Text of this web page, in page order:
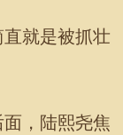
就是被抓壮
，陆熙尧焦